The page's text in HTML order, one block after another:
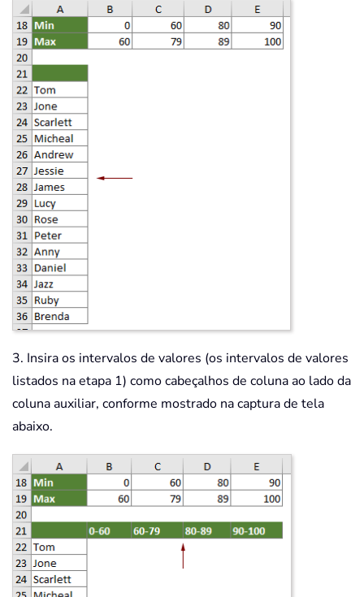
3. Insira os intervalos de valores (os intervalos de valores
listados na etapa 1) como cabeçalhos de coluna ao lado da
coluna auxiliar, conforme mostrado na captura de tela
abaixo.